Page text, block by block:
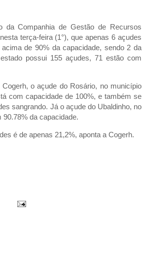
da Companhia de Gestão de Recursos
terça-feira (1°), que apenas 6 açudes
de 90% da capacidade, sendo 2 da
possui 155 açudes, 71 estão com
o açude do Rosário, no município
com capacidade de 100%, e também se
sangrando. Já o açude do Ubaldinho, no
da capacidade.
é de apenas 21,2%, aponta a Cogerh.